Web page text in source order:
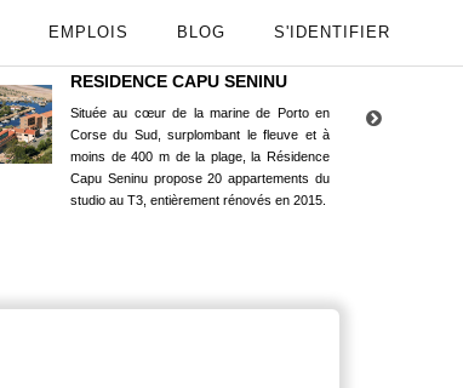
EMPLOIS BLOG S'IDENTIFIER
RESIDENCE CAPU SENINU
Située au cœur de la marine de Porto en
Corse du Sud, surplombant le fleuve et à
moins de 400 m de la plage, la Résidence
Capu Seninu propose 20 appartements du
studio au T3, entièrement rénovés en 2015.